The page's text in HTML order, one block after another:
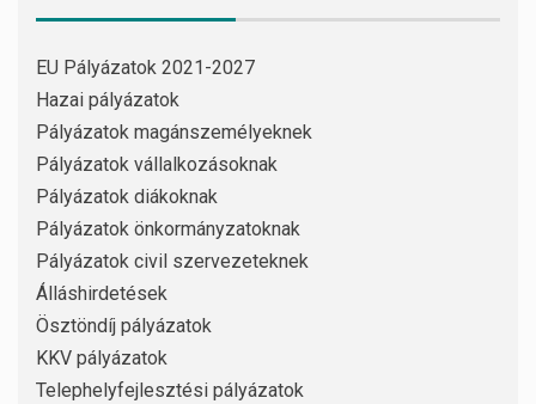
EU Pályázatok 2021-2027
Hazai pályázatok
Pályázatok magánszemélyeknek
Pályázatok vállalkozásoknak
Pályázatok diákoknak
Pályázatok önkormányzatoknak
Pályázatok civil szervezeteknek
Álláshirdetések
Ösztöndíj pályázatok
KKV pályázatok
Telephelyfejlesztési pályázatok